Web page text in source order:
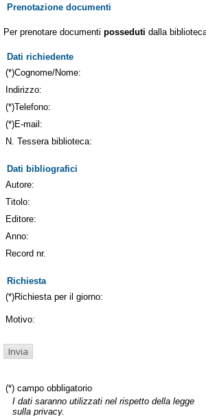
Prenotazione documenti
Per prenotare documenti posseduti dalla
Dati richiedente
(*)Cognome/Nome:
Indirizzo:
(*)Telefono:
(*)E-mail:
N. Tessera biblioteca:
Dati bibliografici
Autore:
Titolo:
Editore:
Anno:
Record nr.
Richiesta
(*)Richiesta per il giorno:
Motivo:
(*) campo obbligatorio
I dati saranno utilizzati nel rispetto della legge
sulla privacy.